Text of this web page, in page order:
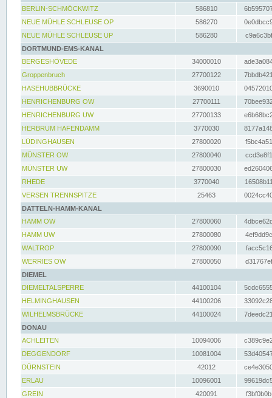
BERLIN-SCHMÖCKWITZ
586810
NEUE MÜHLE SCHLEUSE OP
586270
NEUE MÜHLE SCHLEUSE UP
586280
DORTMUND-EMS-KANAL
BERGESHÖVEDE
34000010
Groppenbruch
27700122
HASEHUBBRÜCKE
3690010
HENRICHENBURG OW
27700111
HENRICHENBURG UW
27700133
HERBRUM HAFENDAMM
3770030
LÜDINGHAUSEN
27800020
MÜNSTER OW
27800040
MÜNSTER UW
27800030
RHEDE
3770040
VERSEN TRENNSPITZE
25463
DATTELN-HAMM-KANAL
HAMM OW
27800060
HAMM UW
27800080
WALTROP
27800090
WERRIES OW
27800050
DIEMEL
DIEMELTALSPERRE
44100104
HELMINGHAUSEN
44100206
WILHELMSBRÜCKE
44100024
DONAU
ACHLEITEN
10094006
DEGGENDORF
10081004
DÜRNSTEIN
42012
ERLAU
10096001
GREIN
420091